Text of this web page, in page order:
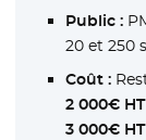
Public :
20 et 250
Coût :
2 000€ HT
3 000€ HT